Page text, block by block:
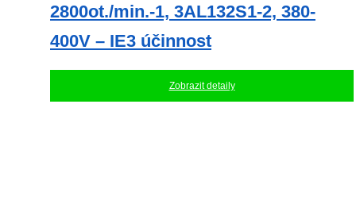
2800ot./min.-1, 3AL132S1-2, 380-
400V – IE3 účinnost
Zobrazit detaily